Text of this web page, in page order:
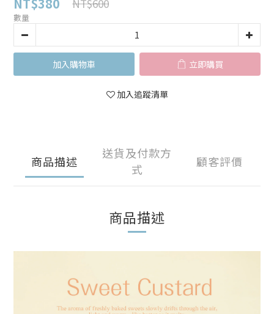
NT$600
數量
加入購物車 立即購買
加入追蹤清單
商品描述
送貨及付款方
式
顧客評價
商品描述